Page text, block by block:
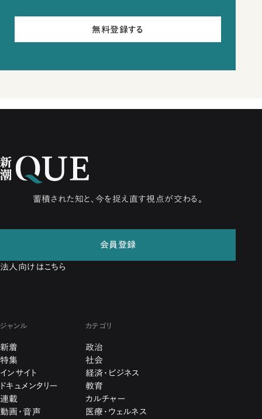
無料登録する
蓄積された知と、今を捉え直す視点が交わる。
会員登録
法人向けはこちら
ジャンル
新着
特集
インサイト
ドキュメンタリー
連載
動画・音声
カテゴリ
政治
社会
経済・ビジネス
教育
カルチャー
医療・ウェルネス